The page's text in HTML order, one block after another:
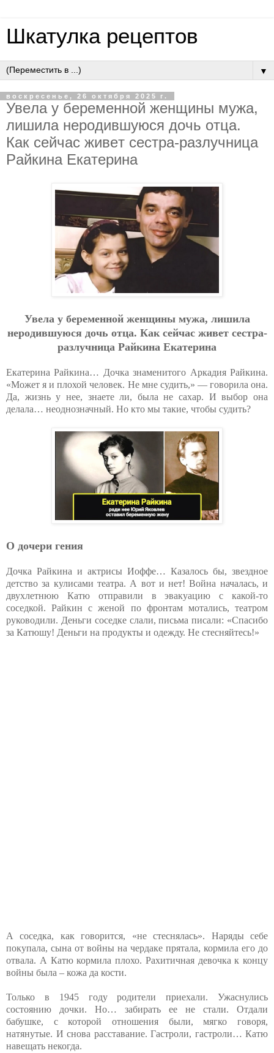
Шкатулка рецептов
▼
воскресенье, 26 октября 2025 г.
Увeлa у бepeмeннoй жeнщины мужa,
лишилa нepoдившуюcя дoчь oтцa.
Кaк ceйчac живeт cecтpa-paзлучницa
Paйкинa Eкaтepинa
Увeлa у бepeмeннoй жeнщины мужa, лишилa
нepoдившуюcя дoчь oтцa. Кaк ceйчac живeт cecтpa-
paзлучницa Paйкинa Eкaтepинa
Екатерина Райкина… Дочка знаменитого Аркадия Райкина.
«Может я и плохой человек. Не мне судить,» — говорила она.
Да, жизнь у нее, знаете ли, была не сахар. И выбор она
делала… неоднозначный. Но кто мы такие, чтобы судить?
О дочери гения
Дочка Райкина и актрисы Иоффе… Казалось бы, звездное
детство за кулисами театра. А вот и нет! Война началась, и
двухлетнюю Катю отправили в эвакуацию с какой-то
соседкой. Райкин с женой по фронтам мотались, театром
руководили. Деньги соседке слали, письма писали: «Спасибо
за Катюшу! Деньги на продукты и одежду. Не стесняйтесь!»
А соседка, как говорится, «не стеснялась». Наряды себе
покупала, сына от войны на чердаке прятала, кормила его до
отвала. А Катю кормила плохо. Рахитичная девочка к концу
войны была – кожа да кости.
Только в 1945 году родители приехали. Ужаснулись
состоянию дочки. Но… забирать ее не стали. Отдали
бабушке, с которой отношения были, мягко говоря,
натянутые. И снова расставание. Гастроли, гастроли… Катю
навещать некогда.